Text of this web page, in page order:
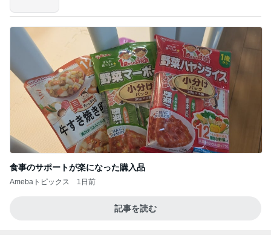
食事のサポートが楽になった購入品
Amebaトピックス 1日前
記事を読む